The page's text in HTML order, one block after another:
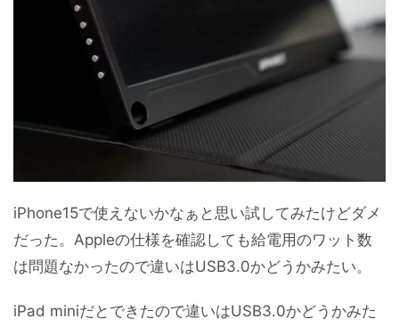
iPhone15で使えないかなぁと思い試してみたけどダメ
だった。Appleの仕様を確認しても給電用のワット数
は問題なかったので違いはUSB3.0かどうかみたい。
iPad miniだとできたので違いはUSB3.0かどうかみた